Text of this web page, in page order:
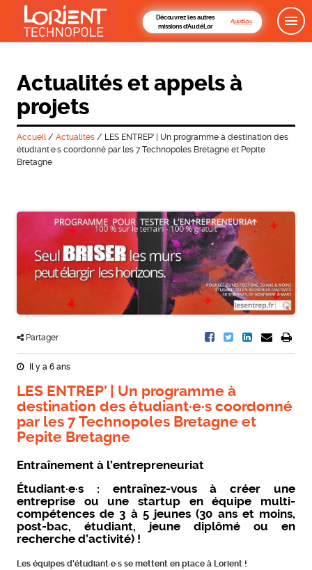
Découvrez les autres
missions d'AudéLor
Actualités et appels à
projets
Accueil/ Actualités/ LES ENTREP’ | Un programme à destination des
étudiant·e·s coordonné par les 7 Technopoles Bretagne et Pepite
Bretagne
Partager
Il y a 6 ans
LES ENTREP’ | Un programme à
destination des étudiant·e·s coordonné
par les 7 Technopoles Bretagne et
Pepite Bretagne
Entraînement à l’entrepreneuriat
Étudiant·e·s : entraînez-vous à créer une
entreprise ou une startup en équipe multi-
compétences de 3 à 5 jeunes (30 ans et moins,
post-bac, étudiant, jeune diplômé ou en
recherche d’activité) !
Les équipes d’étudiant·e·s se mettent en place à Lorient !